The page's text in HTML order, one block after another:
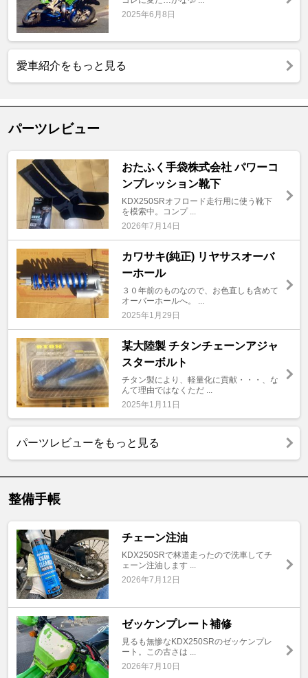
2025年6月8日
愛車紹介をもっと見る
パーツレビュー
おたふく手袋株式会社 パワーコ
ンプレッション靴下
KDX250SRオフロード走行用に使う靴下
を模索中。コンプ ...
2026年7月14日
カワサキ(純正) リヤサスオーバ
ーホール
３０年前のものなので、お色直しも含めて
オーバーホールへ。 ...
2025年1月29日
某大陸製 チタンチェーンアジャ
スターボルト
チタン製により、軽量化に貢献・・・、な
んて理由ではなくただ ...
2025年1月11日
パーツレビューをもっと見る
整備手帳
チェーン注油
KDX250SRで林道走ったので洗車してチ
ェーン注油します ...
2026年7月12日
ゼッケンプレート補修
見るも無惨なKDX250SRのゼッケンプレ
ート。この古さは ...
2026年7月10日